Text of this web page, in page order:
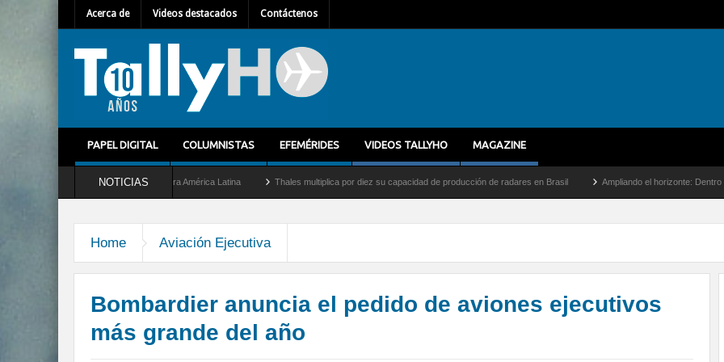
Acerca de Videos destacados Contáctenos
PAPEL DIGITAL COLUMNISTAS EFEMÉRIDES VIDEOS TALLYHO MAGAZINE
NOTICIAS
nuevo Director General para América Latina Thales multiplica por diez su capacidad de producción de radares en Brasil Ampliando el horizonte: Dentro del vuelo de
Home Aviación Ejecutiva
Bombardier anuncia el pedido de aviones ejecutivos
más grande del año